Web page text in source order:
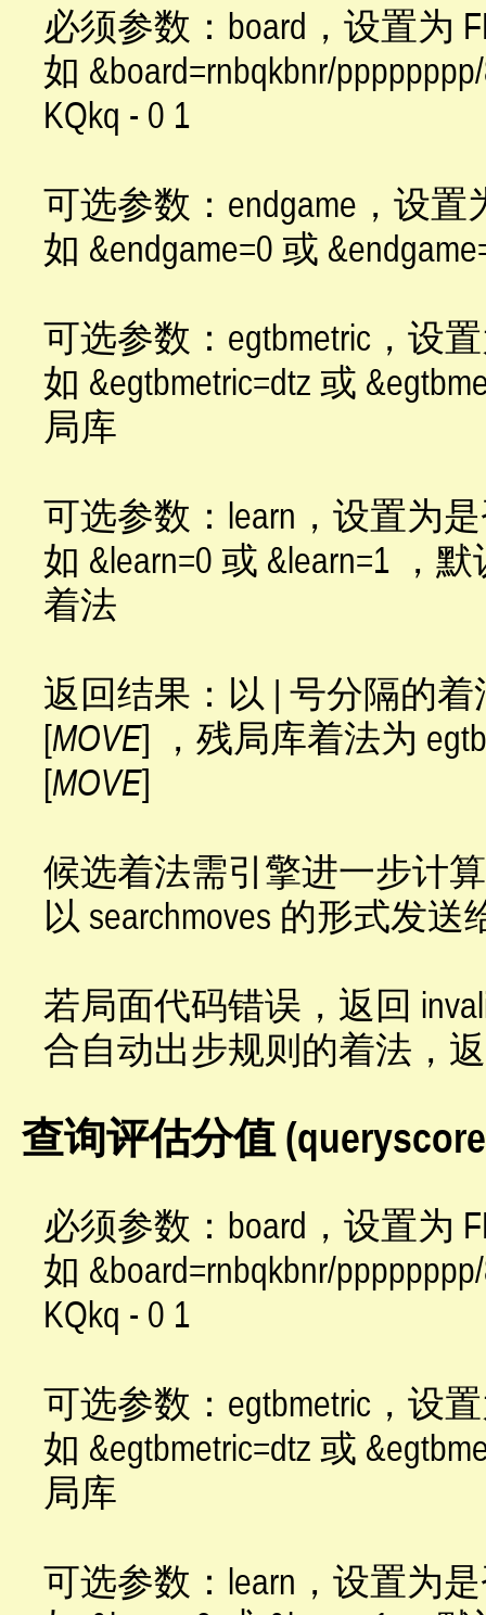
必须参数：board，设置为
如 &board=rnbqkbnr/
KQkq - 0 1
可选参数：endgame，设
如 &endgame=0 或
可选参数：egtbmetric，设
如 &egtbmetric=dtz 或
局库
可选参数：learn，设置为
如 &learn=0 或 &learn=1 ，
着法
返回结果：以 | 号分隔的
[MOVE] ，残局库着法为
[MOVE]
候选着法需引擎进一步计
以 searchmoves 的形式发送
若局面代码错误，返回
合自动出步规则的着法，返
查询评估分值
必须参数：board，设置为
如 &board=rnbqkbnr/
KQkq - 0 1
可选参数：egtbmetric，设
如 &egtbmetric=dtz 或
局库
可选参数：learn，设置为